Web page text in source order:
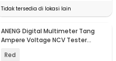
Tidak tersedia di lokasi lain
ANENG Digital Multimeter Tang
Ampere Voltage NCV Tester
Red